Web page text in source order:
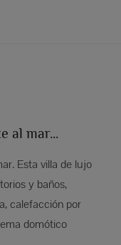
al mar...
Esta villa de lujo
y baños,
calefacción por
domótico